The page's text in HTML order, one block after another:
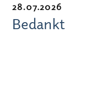
28.07.2026
Bedankt